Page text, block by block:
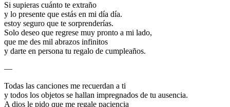
Si supieras cuánto te extraño
y lo presente que estás en mi día día.
estoy seguro que te sorprenderías.
Solo deseo que regrese muy pronto a mi lado,
que me des mil abrazos infinitos
y darte en persona tu regalo de cumpleaños.
—
Todas las canciones me recuerdan a ti
y todos los objetos se hallan impregnados de tu ausencia.
A dios le pido que me regale paciencia